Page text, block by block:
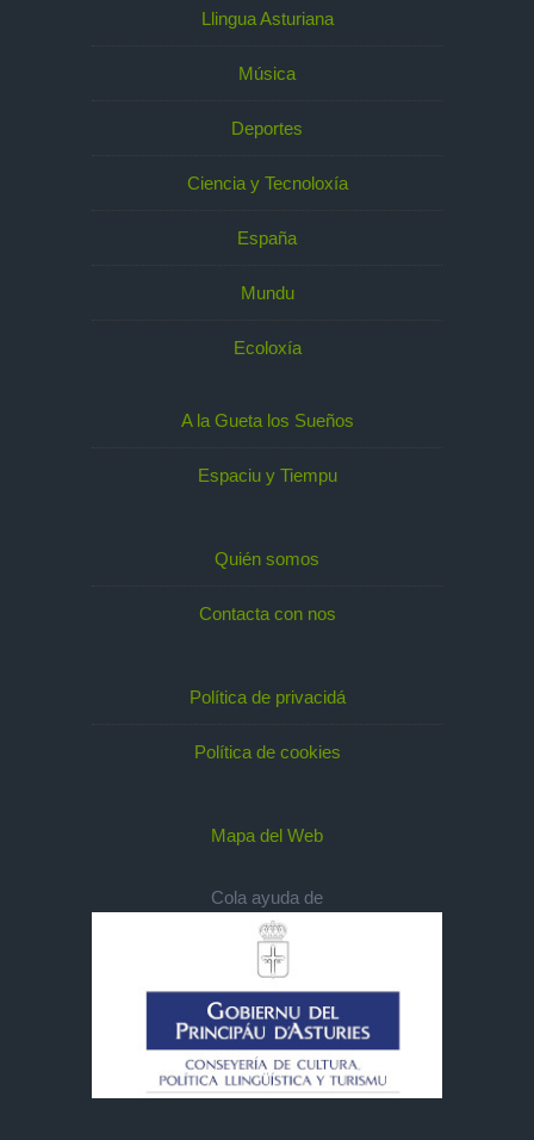
Llingua Asturiana
Música
Deportes
Ciencia y Tecnoloxía
España
Mundu
Ecoloxía
A la Gueta los Sueños
Espaciu y Tiempu
Quién somos
Contacta con nos
Política de privacidá
Política de cookies
Mapa del Web
Cola ayuda de